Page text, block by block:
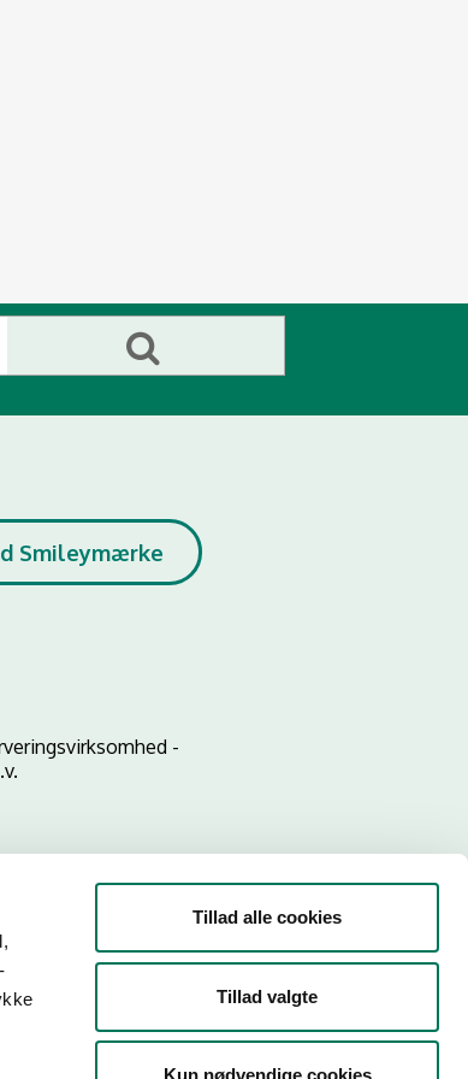
Tillad alle cookies
Tillad valgte
Kun nødvendige cookies
Smileymærke
-